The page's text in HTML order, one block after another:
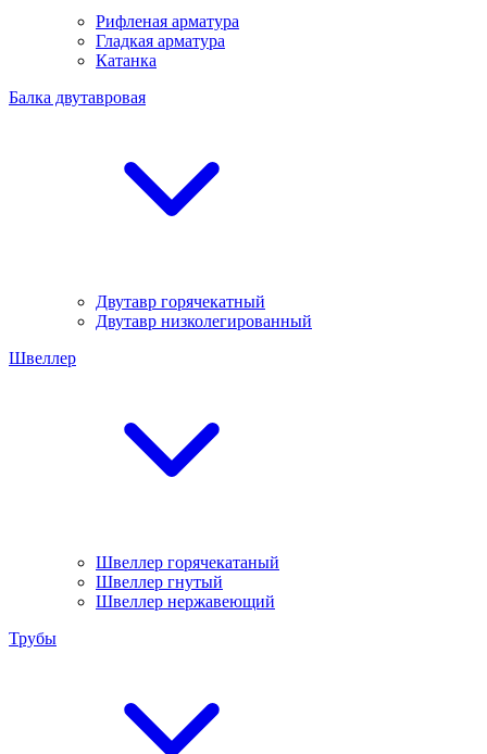
Рифленая арматура
Гладкая арматура
Катанка
Балка двутавровая
Двутавр горячекатный
Двутавр низколегированный
Швеллер
Швеллер горячекатаный
Швеллер гнутый
Швеллер нержавеющий
Трубы